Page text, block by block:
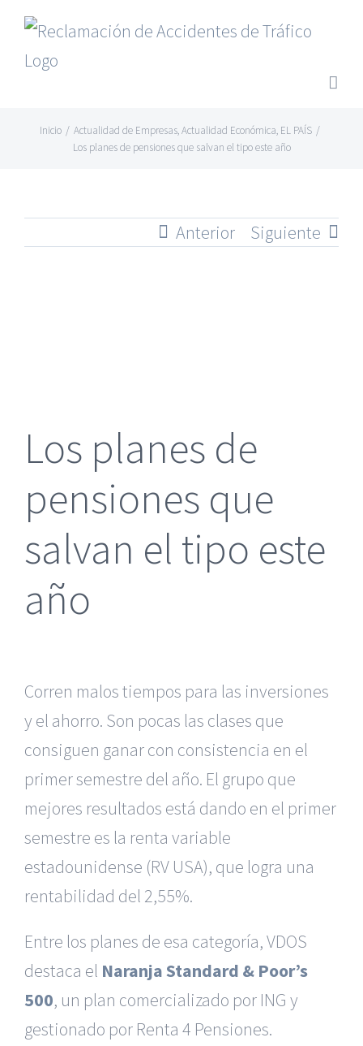
Saltar
contenido
Inicio / Actualidad de Empresas,Actualidad Económica, EL PAÍS /
Los planes de pensiones que salvan el tipo este año
Anterior Siguiente
Los planes de
pensiones que
salvan el tipo este
año
Corren malos tiempos para las inversiones
y el ahorro. Son pocas las clases que
consiguen ganar con consistencia en el
primer semestre del año. El grupo que
mejores resultados está dando en el primer
semestre es la renta variable
estadounidense (RV USA), que logra una
rentabilidad del 2,55%.
Entre los planes de esa categoría, VDOS
destaca el Naranja Standard & Poor’s
500, un plan comercializado por ING y
gestionado por Renta 4 Pensiones.